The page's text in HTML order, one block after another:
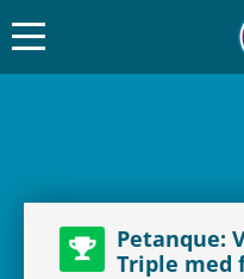
Petanque:
Triple med